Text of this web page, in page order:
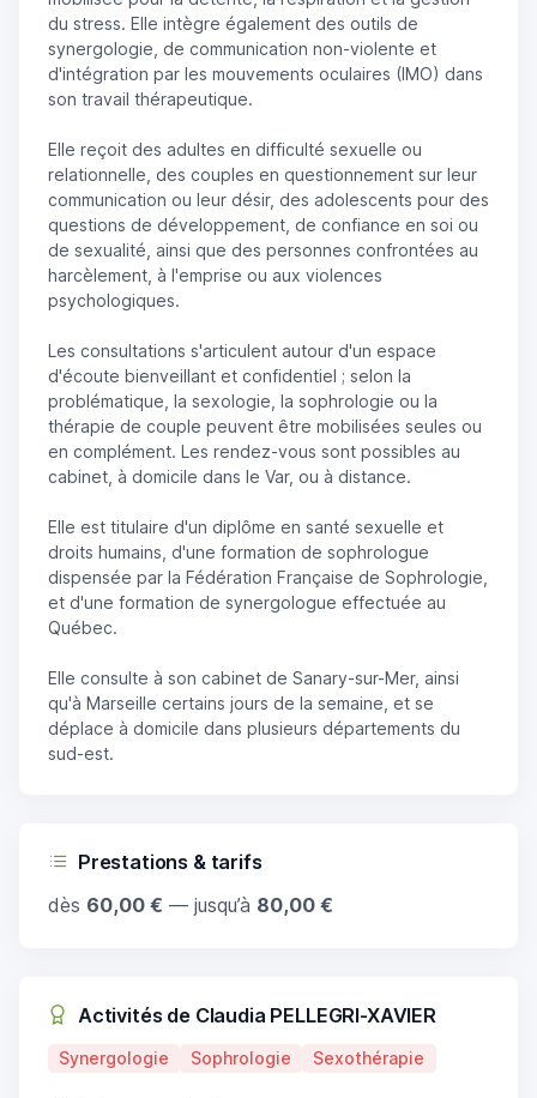
du stress. Elle intègre également des outils de
synergologie, de communication non-violente et
d'intégration par les mouvements oculaires (IMO) dans
son travail thérapeutique.
Elle reçoit des adultes en difficulté sexuelle ou
relationnelle, des couples en questionnement sur leur
communication ou leur désir, des adolescents pour des
questions de développement, de confiance en soi ou
de sexualité, ainsi que des personnes confrontées au
harcèlement, à l'emprise ou aux violences
psychologiques.
Les consultations s'articulent autour d'un espace
d'écoute bienveillant et confidentiel ; selon la
problématique, la sexologie, la sophrologie ou la
thérapie de couple peuvent être mobilisées seules ou
en complément. Les rendez-vous sont possibles au
cabinet, à domicile dans le Var, ou à distance.
Elle est titulaire d'un diplôme en santé sexuelle et
droits humains, d'une formation de sophrologue
dispensée par la Fédération Française de Sophrologie,
et d'une formation de synergologue effectuée au
Québec.
Elle consulte à son cabinet de Sanary-sur-Mer, ainsi
qu'à Marseille certains jours de la semaine, et se
déplace à domicile dans plusieurs départements du
sud-est.
Prestations & tarifs
dès 60,00 € — jusqu’à 80,00 €
Activités de Claudia PELLEGRI-XAVIER
Synergologie Sophrologie Sexothérapie